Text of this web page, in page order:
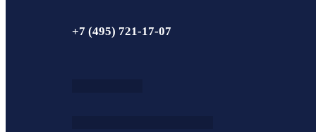
+7 (495) 721-17-07